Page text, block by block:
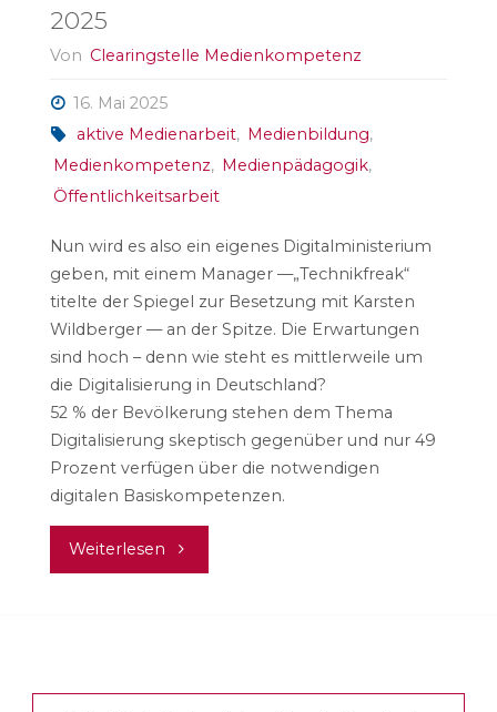
2025
Von Clearingstelle Medienkompetenz
16. Mai 2025
aktive Medienarbeit, Medienbildung,
Medienkompetenz, Medienpädagogik,
Öffentlichkeitsarbeit
Nun wird es also ein eigenes Digitalministerium
geben, mit einem Manager —„Technikfreak“
titelte der Spiegel zur Besetzung mit Karsten
Wildberger — an der Spitze. Die Erwartungen
sind hoch – denn wie steht es mittlerweile um
die Digitalisierung in Deutschland?
52 % der Bevölkerung stehen dem Thema
Digitalisierung skeptisch gegenüber und nur 49
Prozent verfügen über die notwendigen
digitalen Basiskompetenzen.
Weiterlesen "Woran
arbeiten